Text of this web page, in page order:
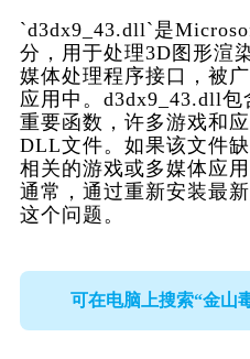
`d3dx9_43.dll`是
分，用于处理3D图形渲
媒体处理程序接口，被
应用中。d3dx9_43.dll
重要函数，许多游戏和
DLL文件。如果该文件
相关的游戏或多媒体应
通常，通过重新安装最
这个问题。
可在电脑上搜索“金山